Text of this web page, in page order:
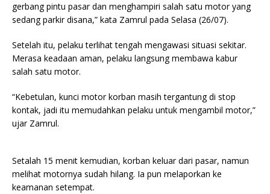
gerbang pintu pasar dan menghampiri salah satu motor yang
sedang parkir disana,” kata Zamrul pada Selasa (26/07).
Setelah itu, pelaku terlihat tengah mengawasi situasi sekitar.
Merasa keadaan aman, pelaku langsung membawa kabur
salah satu motor.
“Kebetulan, kunci motor korban masih tergantung di stop
kontak, jadi itu memudahkan pelaku untuk mengambil motor,”
ujar Zamrul.
Setalah 15 menit kemudian, korban keluar dari pasar, namun
melihat motornya sudah hilang. Ia pun melaporkan ke
keamanan setempat.